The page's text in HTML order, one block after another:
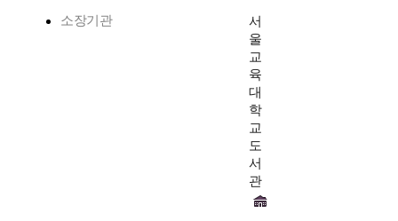
소장기관
서
울
교
육
대
학
교
도
서
관